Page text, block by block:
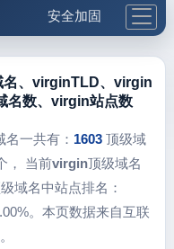
安全加固
更多工具
、virginTLD、virgin
名数、virgin站点数
一共有： 1603 顶级域
， 当前virgin顶级域名
域名中站点排名：
。本页数据来自互联